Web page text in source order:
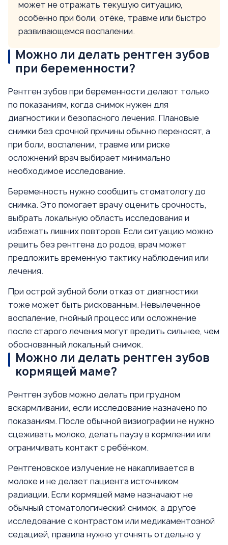
может не отражать текущую ситуацию,
особенно при боли, отёке, травме или быстро
развивающемся воспалении.
Можно ли делать рентген зубов
при беременности?
Рентген зубов при беременности делают только
по показаниям, когда снимок нужен для
диагностики и безопасного лечения. Плановые
снимки без срочной причины обычно переносят, а
при боли, воспалении, травме или риске
осложнений врач выбирает минимально
необходимое исследование.
Беременность нужно сообщить стоматологу до
снимка. Это помогает врачу оценить срочность,
выбрать локальную область исследования и
избежать лишних повторов. Если ситуацию можно
решить без рентгена до родов, врач может
предложить временную тактику наблюдения или
лечения.
При острой зубной боли отказ от диагностики
тоже может быть рискованным. Невылеченное
воспаление, гнойный процесс или осложнение
после старого лечения могут вредить сильнее, чем
обоснованный локальный снимок.
Можно ли делать рентген зубов
кормящей маме?
Рентген зубов можно делать при грудном
вскармливании, если исследование назначено по
показаниям. После обычной визиографии не нужно
сцеживать молоко, делать паузу в кормлении или
ограничивать контакт с ребёнком.
Рентгеновское излучение не накапливается в
молоке и не делает пациента источником
радиации. Если кормящей маме назначают не
обычный стоматологический снимок, а другое
исследование с контрастом или медикаментозной
седацией, правила нужно уточнять отдельно у